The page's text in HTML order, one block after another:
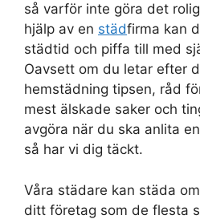
så varför inte göra det
hjälp av en städfirma kan
städtid och piffa till med
Oavsett om du letar efter
hemstädning tipsen, råd
mest älskade saker och
avgöra när du ska anlita
så har vi dig täckt.
Våra städare kan städa
ditt företag som de flesta